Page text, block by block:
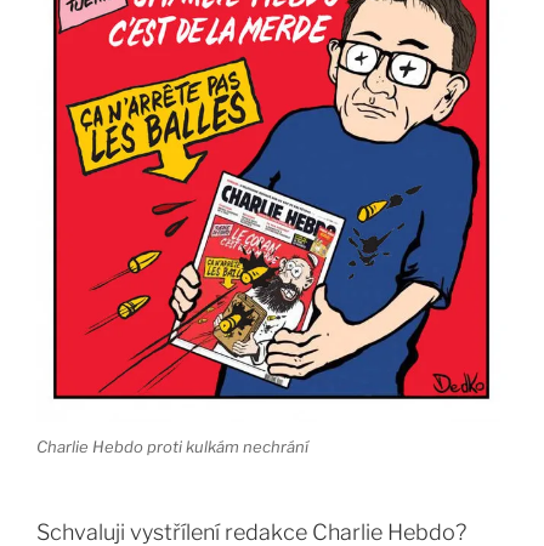
Charlie Hebdo proti kulkám nechrání
Schvaluji vystřílení redakce Charlie Hebdo?